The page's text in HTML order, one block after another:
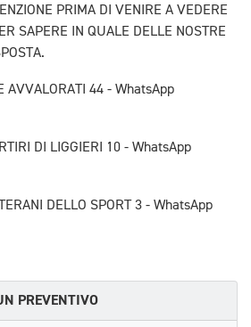
PRIMA DI VENIRE A VEDERE
SAPERE IN QUALE DELLE NOSTRE
AVVALORATI 44 - WhatsApp
DI LIGGIERI 10 - WhatsApp
DELLO SPORT 3 - WhatsApp
PREVENTIVO